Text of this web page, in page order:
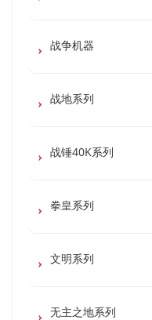
战争机器
战地系列
战锤40K系列
拳皇系列
文明系列
无主之地系列